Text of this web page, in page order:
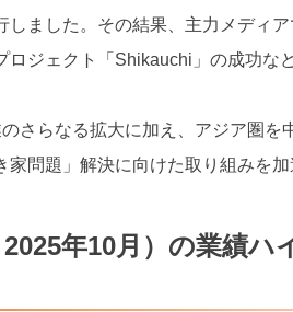
しました。その結果、主力メディ
ロジェクト「Shikauchi」の成功な
さらなる拡大に加え、アジア圏を
問題」解決に向けた取り組みを加
年10月）の業績ハ